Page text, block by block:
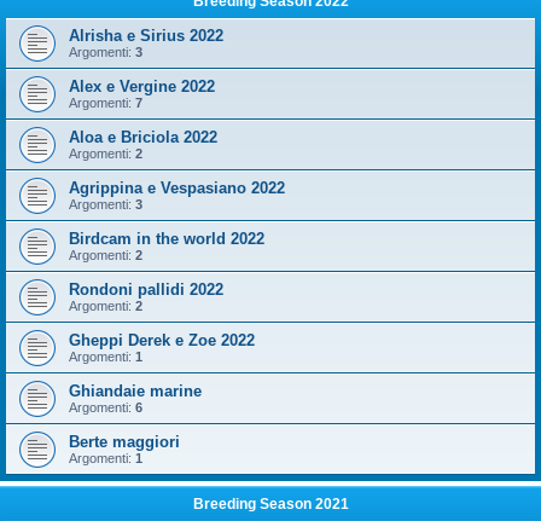
Alrisha e Sirius 2022
Argomenti: 3
Alex e Vergine 2022
Argomenti: 7
Aloa e Briciola 2022
Argomenti: 2
Agrippina e Vespasiano 2022
Argomenti: 3
Birdcam in the world 2022
Argomenti: 2
Rondoni pallidi 2022
Argomenti: 2
Gheppi Derek e Zoe 2022
Argomenti: 1
Ghiandaie marine
Argomenti: 6
Berte maggiori
Argomenti: 1
Breeding Season 2021